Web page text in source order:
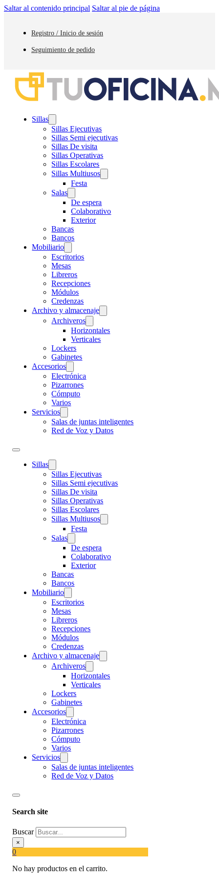
Saltar al contenido principal Saltar al pie de página
Registro / Inicio de sesión
Seguimiento de pedido
Sillas
Sillas Ejecutivas
Sillas Semi ejecutivas
Sillas De visita
Sillas Operativas
Sillas Escolares
Sillas Multiusos
Festa
Salas
De espera
Colaborativo
Exterior
Bancas
Bancos
Mobiliario
Escritorios
Mesas
Libreros
Recepciones
Módulos
Credenzas
Archivo y almacenaje
Archiveros
Horizontales
Verticales
Lockers
Gabinetes
Accesorios
Electrónica
Pizarrones
Cómputo
Varios
Servicios
Salas de juntas inteligentes
Red de Voz y Datos
Sillas
Sillas Ejecutivas
Sillas Semi ejecutivas
Sillas De visita
Sillas Operativas
Sillas Escolares
Sillas Multiusos
Festa
Salas
De espera
Colaborativo
Exterior
Bancas
Bancos
Mobiliario
Escritorios
Mesas
Libreros
Recepciones
Módulos
Credenzas
Archivo y almacenaje
Archiveros
Horizontales
Verticales
Lockers
Gabinetes
Accesorios
Electrónica
Pizarrones
Cómputo
Varios
Servicios
Salas de juntas inteligentes
Red de Voz y Datos
Search site
Buscar
×
0
No hay productos en el carrito.